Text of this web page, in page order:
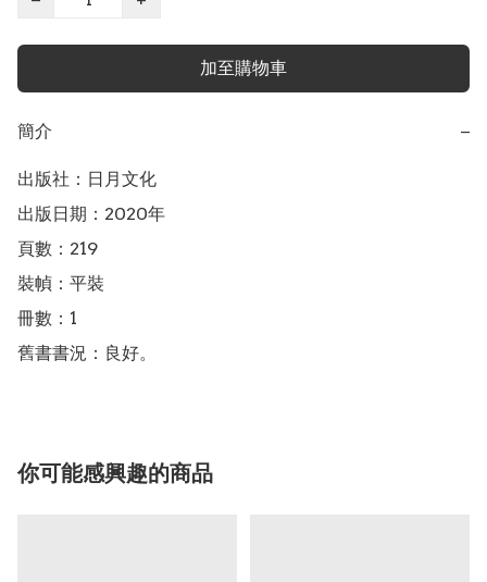
加至購物車
簡介 −
出版社：日月文化
出版日期：2020年
頁數：219
裝幀：平裝
冊數：1
舊書書況：良好。
你可能感興趣的商品